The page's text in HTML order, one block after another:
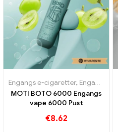
Engangs e-cigaretter, Engangs E-cigaretter Portugal
MOTI BOTO 6000 Engangs
vape 6000 Pust
€8.62